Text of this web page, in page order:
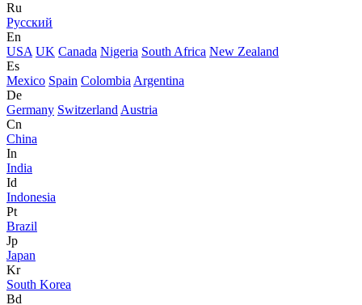
Ru
Русский
En
USA UK Canada Nigeria South Africa New Zealand
Es
Mexico Spain Colombia Argentina
De
Germany Switzerland Austria
Cn
China
In
India
Id
Indonesia
Pt
Brazil
Jp
Japan
Kr
South Korea
Bd